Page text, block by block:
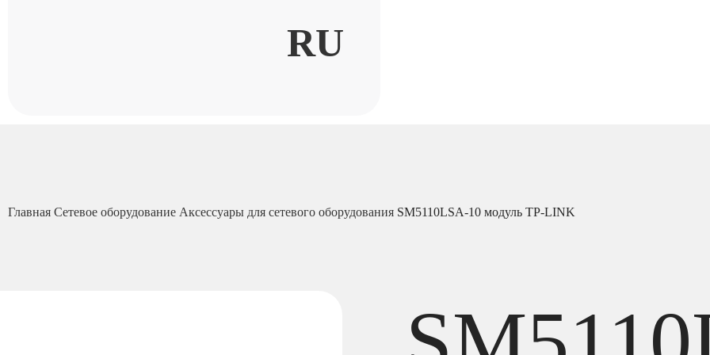
RU
Главная Сетевое оборудование Аксессуары для сетевого оборудования SM5110LSA-10 модуль TP-LINK